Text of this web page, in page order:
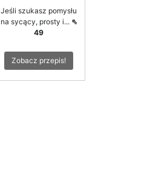
Jeśli szukasz pomysłu
na sycący, prosty i... ⇖
49
Zobacz przepis!